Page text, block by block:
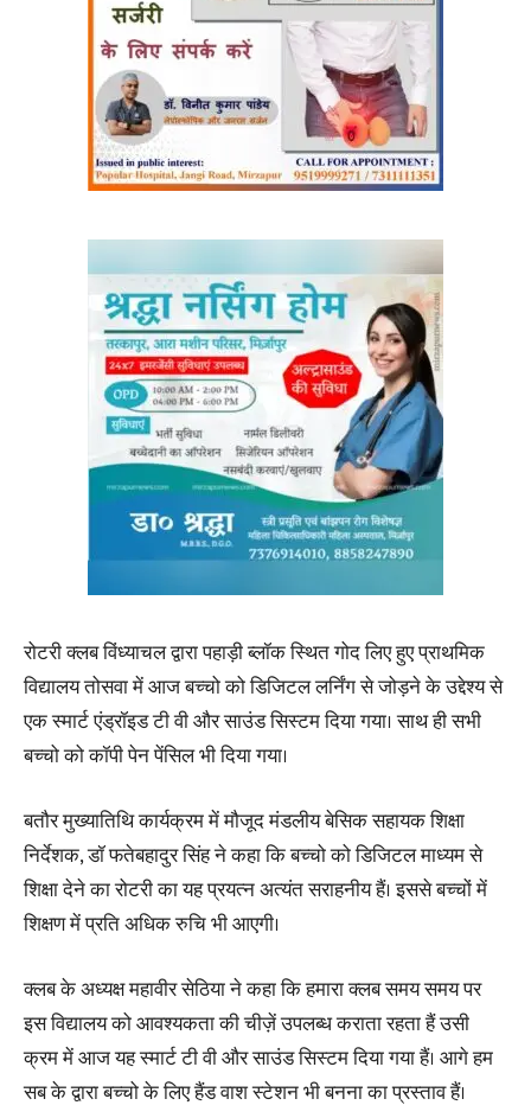
रोटरी क्लब विंध्याचल द्वारा पहाड़ी ब्लॉक स्थित गोद लिए हुए प्राथमिक
विद्यालय तोसवा में आज बच्चो को डिजिटल लर्निंग से जोड़ने के उद्देश्य से
एक स्मार्ट एंड्रॉइड टी वी और साउंड सिस्टम दिया गया। साथ ही सभी
बच्चो को कॉपी पेन पेंसिल भी दिया गया।
बतौर मुख्यातिथि कार्यक्रम में मौजूद मंडलीय बेसिक सहायक शिक्षा
निर्देशक, डॉ फतेबहादुर सिंह ने कहा कि बच्चो को डिजिटल माध्यम से
शिक्षा देने का रोटरी का यह प्रयत्न अत्यंत सराहनीय हैं। इससे बच्चों में
शिक्षण में प्रति अधिक रुचि भी आएगी।
क्लब के अध्यक्ष महावीर सेठिया ने कहा कि हमारा क्लब समय समय पर
इस विद्यालय को आवश्यकता की चीज़ें उपलब्ध कराता रहता हैं उसी
क्रम में आज यह स्मार्ट टी वी और साउंड सिस्टम दिया गया हैं। आगे हम
सब के द्वारा बच्चो के लिए हैंड वाश स्टेशन भी बनना का प्रस्ताव हैं।